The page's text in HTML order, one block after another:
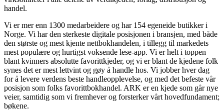
handel.
Vi er mer enn 1300 medarbeidere og har 154 egeneide butikker i
Norge. Vi har den sterkeste digitale posisjonen i bransjen, med både
den største og mest kjente nettbokhandelen, i tillegg til markedets
mest populære og hurtigst voksende lese-app. Vi er helt i toppen
blant kvinners absolutte favorittkjeder, og vi er blant de kjedene folk
synes det er mest lettvint og gøy å handle hos. Vi jobber hver dag
for å levere verdens beste handleopplevelse, og med det befeste vår
posisjon som folks favorittbokhandel. ARK er en kjede som går nye
veier, samtidig som vi fremhever og forsterker vårt hovedfundament;
bøkene.